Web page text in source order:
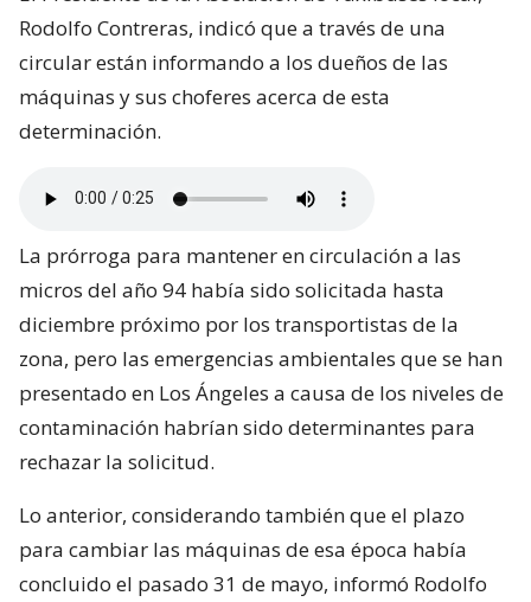
Rodolfo Contreras, indicó que a través de una
circular están informando a los dueños de las
máquinas y sus choferes acerca de esta
determinación.
La prórroga para mantener en circulación a las
micros del año 94 había sido solicitada hasta
diciembre próximo por los transportistas de la
zona, pero las emergencias ambientales que se han
presentado en Los Ángeles a causa de los niveles de
contaminación habrían sido determinantes para
rechazar la solicitud.
Lo anterior, considerando también que el plazo
para cambiar las máquinas de esa época había
concluido el pasado 31 de mayo, informó Rodolfo